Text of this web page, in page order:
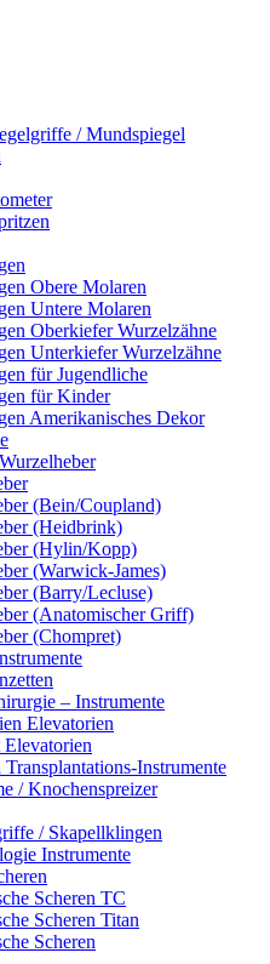
/ Mundspiegel
Obere Molaren
Untere Molaren
Oberkiefer Wurzelzähne
Unterkiefer Wurzelzähne
für Jugendliche
für Kinder
Amerikanisches Dekor
(Bein/Coupland)
(Heidbrink)
(Hylin/Kopp)
(Warwick-James)
(Barry/Lecluse)
(Anatomischer Griff)
(Chompret)
– Instrumente
Elevatorien
Instrumente
/ Knochenspreizer
/ Skapellklingen
Instrumente
Scheren TC
Scheren Titan
Scheren